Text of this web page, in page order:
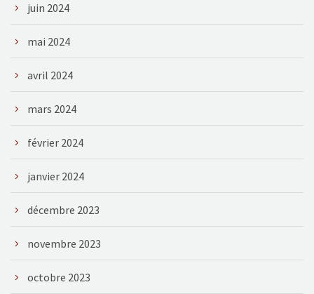
juin 2024
mai 2024
avril 2024
mars 2024
février 2024
janvier 2024
décembre 2023
novembre 2023
octobre 2023